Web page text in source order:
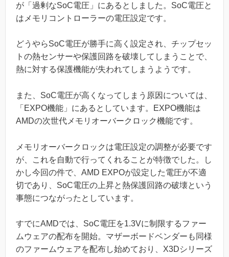
が「過剰なSoC電圧」にあるとしました。SoC電圧と
はメモリコントローラーの電圧設定です。
どうやらSoC電圧が勝手に高く設定され、チップセッ
トの熱センサーや保護回路を破壊してしまうことで、
熱に対する保護機能が失われてしまうようです。
また、SoC電圧が高くなってしまう原因については、
「EXPO機能」にあるとしています。EXPO機能は
AMDの次世代メモリオーバークロック機能です。
メモリオーバークロックは電圧設定の調整が必要です
が、これを自動で行ってくれることが特徴でした。し
かし今回の件で、AMD EXPOが設定した電圧が不適
切であり、SoC電圧の上昇と熱保護回路の破壊という
事態につながったとしています。
すでにAMDでは、SoC電圧を1.3Vに制限するファー
ムウェアの配布を開始。マザーボードベンダーも同様
のファームウェアを配布し始めており、X3Dシリーズ